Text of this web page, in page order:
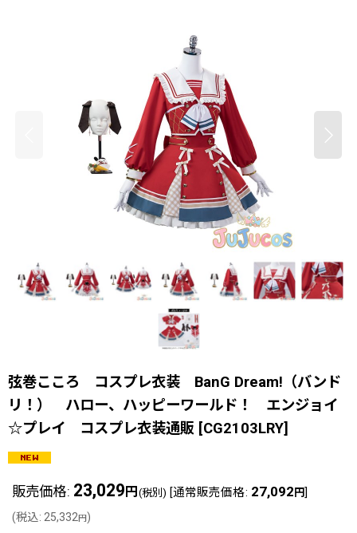
弦巻こころ コスプレ衣装 BanG Dream!（バンド
リ！） ハロー、ハッピーワールド！ エンジョイ
☆プレイ コスプレ衣装通販 [CG2103LRY]
販売価格: 23,029 円 (税別) [通常販売価格: 27,092 円]
(税込: 25,332円)